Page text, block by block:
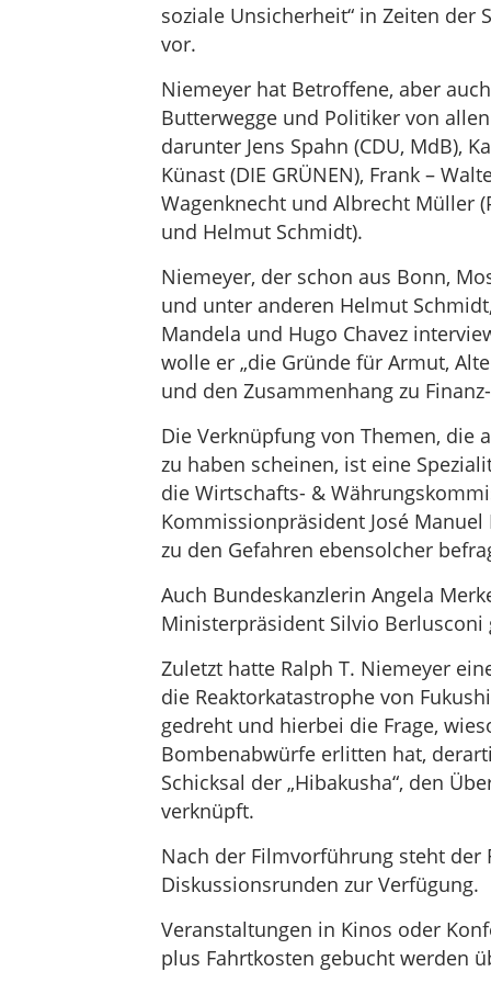
soziale Unsicherheit“ in Zeiten
vor.
Niemeyer hat Betroffene, aber
Butterwegge und Politiker von
darunter Jens Spahn (CDU, MdB),
Künast (DIE GRÜNEN), Frank –
Wagenknecht und Albrecht Müller
und Helmut Schmidt).
Niemeyer, der schon aus Bonn,
und unter anderen Helmut
Mandela und Hugo Chavez
wolle er „die Gründe für Armut,
und den Zusammenhang zu
Die Verknüpfung von Themen, die
zu haben scheinen, ist eine
die Wirtschafts- &
Kommissionpräsident José
zu den Gefahren ebensolcher
Auch Bundeskanzlerin Angela
Ministerpräsident Silvio
Zuletzt hatte Ralph T. Niemeyer
die Reaktorkatastrophe von
gedreht und hierbei die Frage,
Bombenabwürfe erlitten hat,
Schicksal der „Hibakusha“, den
verknüpft.
Nach der Filmvorführung steht der
Diskussionsrunden zur Verfügung.
Veranstaltungen in Kinos oder
plus Fahrtkosten gebucht werden